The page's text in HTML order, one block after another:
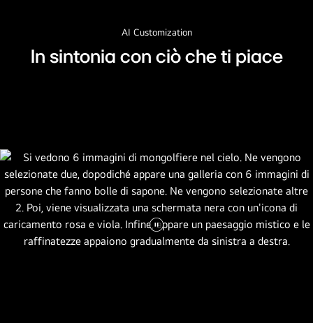
AI Customization
In sintonia con ciò che ti piace
Metti